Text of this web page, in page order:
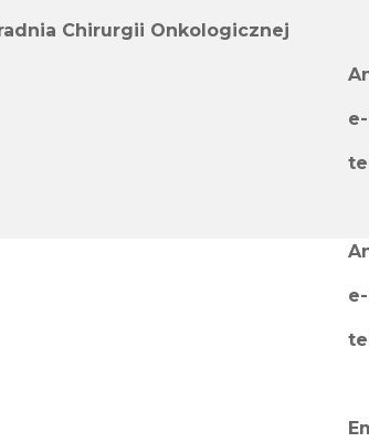
Chirurgii Onkologicznej